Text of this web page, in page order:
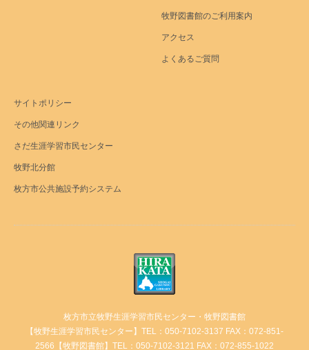
牧野図書館のご利用案内
アクセス
よくあるご質問
サイトポリシー
その他関連リンク
さだ生涯学習市民センター
牧野北分館
枚方市公共施設予約システム
枚方市立牧野生涯学習市民センター・牧野図書館
【牧野生涯学習市民センター】TEL：050-7102-3137 FAX：072-851-
2566【牧野図書館】TEL：050-7102-3121 FAX：072-855-1022